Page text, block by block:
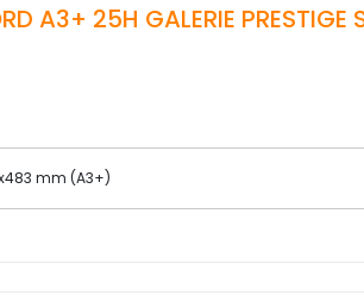
A3+ 25H GALERIE
mm (A3+)